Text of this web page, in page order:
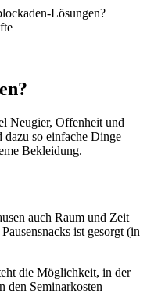
Lösungen?
Neugier, Offenheit und
dazu so einfache Dinge
Bekleidung.
auch Raum und Zeit
ist gesorgt (in
die Möglichkeit, in der
den Seminarkosten